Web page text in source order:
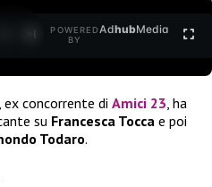
POWERED
BY
AdhubMedia
, ex concorrente di Amici 23 , ha
su Francesca Tocca e poi
Todaro.